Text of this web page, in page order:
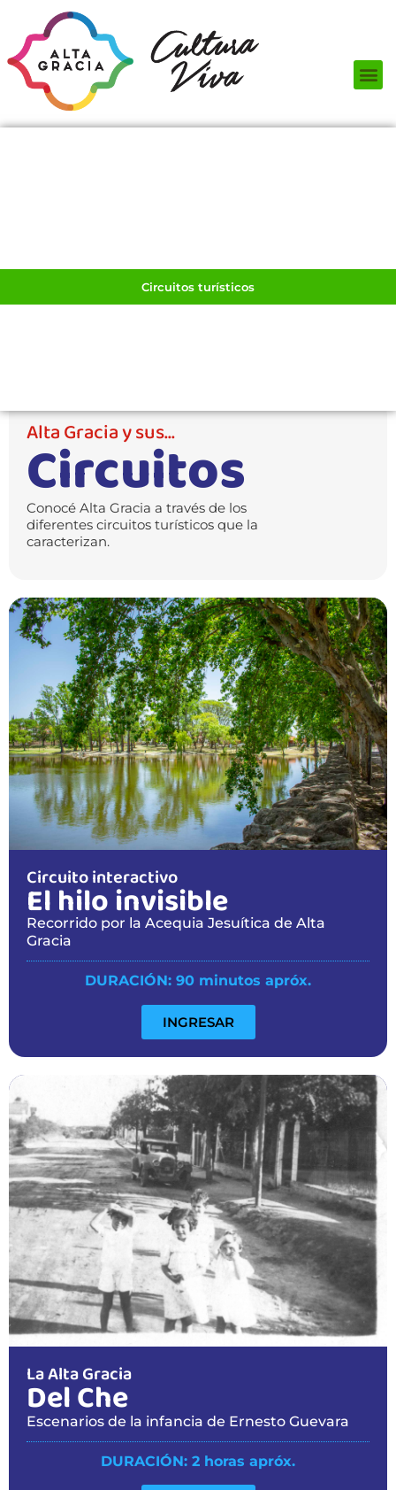
Circuitos turísticos
Alta Gracia y sus...
Circuitos
Conocé Alta Gracia a través de los
diferentes circuitos turísticos que la
caracterizan.
Circuito interactivo
El hilo invisible
Recorrido por la Acequia Jesuítica de Alta
Gracia
DURACIÓN: 90 minutos apróx.
INGRESAR
La Alta Gracia
Del Che
Escenarios de la infancia de Ernesto Guevara
DURACIÓN: 2 horas apróx.